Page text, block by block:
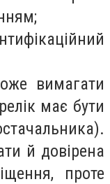
вимагати
має бути
й довірена
проте